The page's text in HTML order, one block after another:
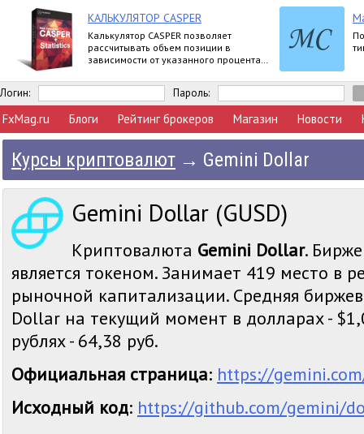
КАЛЬКУЛЯТОР CASPER
Калькулятор CASPER позволяет
рассчитывать объем позиции в
зависимости от указанного процента
Логин: Пароль:
FxMag.ru Блоги Рейтинг брокеров Магазин Новости
Курсы криптовалют → Gemini Dollar
Gemini Dollar (GUSD)
Криптовалюта Gemini Dollar.
является токеном. Занимает 419 место в
рыночной капитализации. Средняя
Dollar на текущий момент в долларах -
рублях - 64,38 руб.
Официальная страница: https://
Исходный код: https://github.com/gemini/